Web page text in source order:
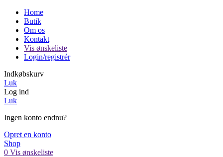
Home
Butik
Om os
Kontakt
Vis ønskeliste
Login/registrér
Indkøbskurv
Luk
Log ind
Luk
Ingen konto endnu?
Opret en konto
Shop
0 Vis ønskeliste